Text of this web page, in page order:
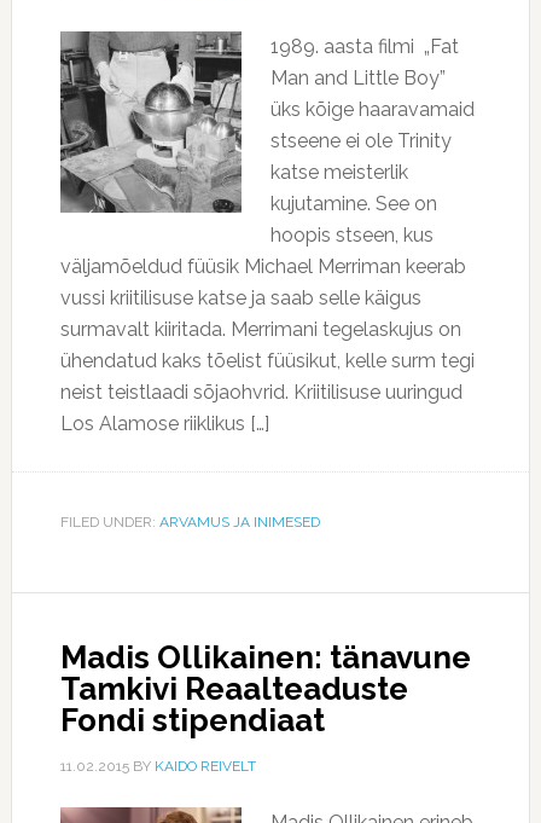
1989. aasta filmi „Fat
Man and Little Boy”
üks kõige haaravamaid
stseene ei ole Trinity
katse meisterlik
kujutamine. See on
hoopis stseen, kus
väljamõeldud füüsik Michael Merriman keerab
vussi kriitilisuse katse ja saab selle käigus
surmavalt kiiritada. Merrimani tegelaskujus on
ühendatud kaks tõelist füüsikut, kelle surm tegi
neist teistlaadi sõjaohvrid. Kriitilisuse uuringud
Los Alamose riiklikus […]
FILED UNDER: ARVAMUS JA INIMESED
Madis Ollikainen: tänavune
Tamkivi Reaalteaduste
Fondi stipendiaat
11.02.2015BY KAIDO REIVELT